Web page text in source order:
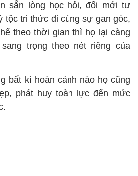
sẵn lòng học hỏi, đổi mới tư
tộc tri thức đi cùng sự gan góc,
theo thời gian thì họ lại càng
trọng theo nét riêng của
bất kì hoàn cảnh nào họ cũng
phát huy toàn lực đến mức